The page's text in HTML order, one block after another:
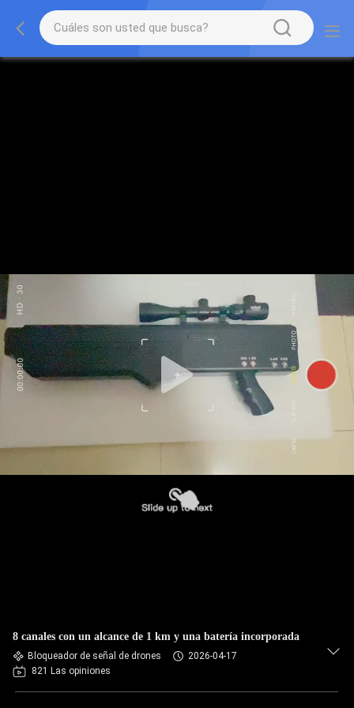
8 canales con un alcance de 1 km y una batería incorporada
Bloqueador de señal de drones
2026-04-17
821 Las opiniones